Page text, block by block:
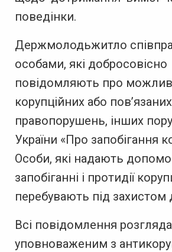
поведінки.
Держмолодьжитло
особами, які добросовісно
повідомляють про
корупційних або
правопорушень, інших
України «Про запобігання
Особи, які надають
запобіганні і протидії
перебувають під захистом
Всі повідомлення
уповноваженим з